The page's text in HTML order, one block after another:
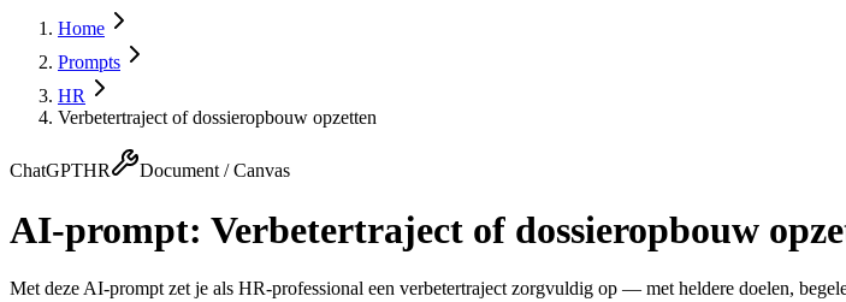
Home
Prompts
HR
Verbetertraject of dossieropbouw opzetten
ChatGPTHR Document / Canvas
AI-prompt: Verbetertraject of dossieropbouw
Met deze AI-prompt zet je als HR-professional een verbetertraject zorgvuldig op — met heldere doelen,